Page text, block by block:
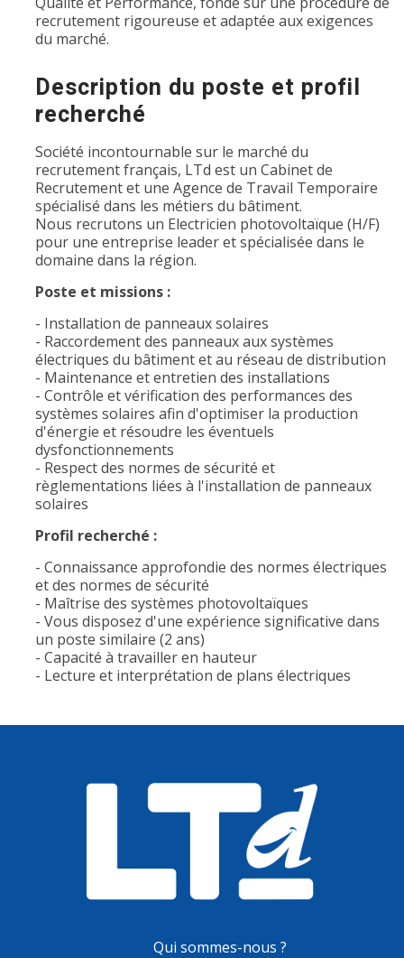
recrutement rigoureuse et adaptée aux exigences
du marché.
Description du poste et profil
recherché
Société incontournable sur le marché du
recrutement français, LTd est un Cabinet de
Recrutement et une Agence de Travail Temporaire
spécialisé dans les métiers du bâtiment.
Nous recrutons un Electricien photovoltaïque (H/F)
pour une entreprise leader et spécialisée dans le
domaine dans la région.
Poste et missions :
- Installation de panneaux solaires
- Raccordement des panneaux aux systèmes
électriques du bâtiment et au réseau de distribution
- Maintenance et entretien des installations
- Contrôle et vérification des performances des
systèmes solaires afin d'optimiser la production
d'énergie et résoudre les éventuels
dysfonctionnements
- Respect des normes de sécurité et
règlementations liées à l'installation de panneaux
solaires
Profil recherché :
- Connaissance approfondie des normes électriques
et des normes de sécurité
- Maîtrise des systèmes photovoltaïques
- Vous disposez d'une expérience significative dans
un poste similaire (2 ans)
- Capacité à travailler en hauteur
- Lecture et interprétation de plans électriques
Qui sommes-nous ?